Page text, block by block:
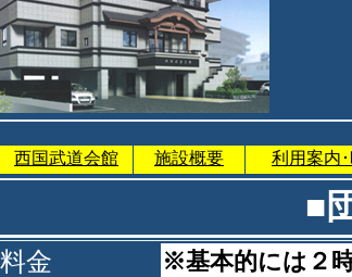
西国武道会館 施設概要 利用案内
■
金 ※基本的には２